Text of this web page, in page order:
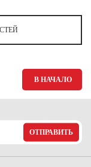
В НАЧАЛО
ОТПРАВИТЬ